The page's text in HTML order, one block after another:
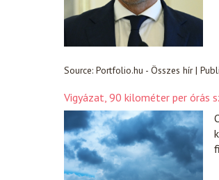
Source: Portfolio.hu - Összes hír|
Vigyázat, 90 kilométer per órás